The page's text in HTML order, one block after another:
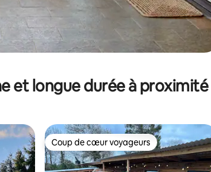
et longue durée à proximité
appréciés Coup de cœur voyageurs
Coup de cœur voyageurs